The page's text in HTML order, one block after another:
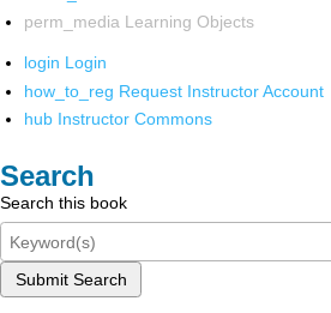
perm_media Learning Objects
login Login
how_to_reg Request Instructor Account
hub Instructor Commons
Search
Search this book
Submit Search